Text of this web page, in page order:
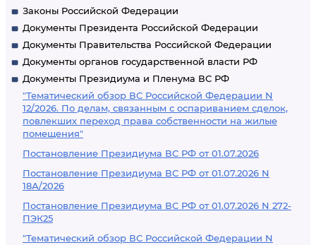
Законы Российской Федерации
Документы Президента Российской Федерации
Документы Правительства Российской Федерации
Документы органов государственной власти РФ
Документы Президиума и Пленума ВС РФ
"Тематический обзор ВС Российской Федерации N
12/2026. По делам, связанным с оспариванием сделок,
повлекших переход права собственности на жилые
помещения"
Постановление Президиума ВС РФ от 01.07.2026
Постановление Президиума ВС РФ от 01.07.2026 N
18А/2026
Постановление Президиума ВС РФ от 01.07.2026 N 272-
ПЭК25
"Тематический обзор ВС Российской Федерации N